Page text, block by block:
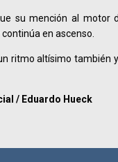
su mención al motor
en ascenso.
ritmo altísimo también
/ Eduardo Hueck